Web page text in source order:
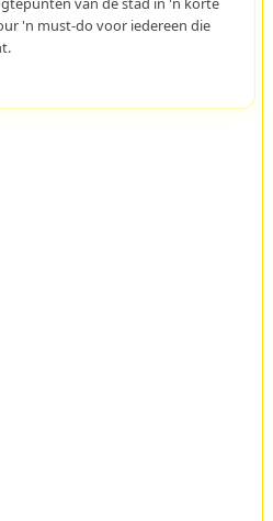
'n must-do voor iedereen die